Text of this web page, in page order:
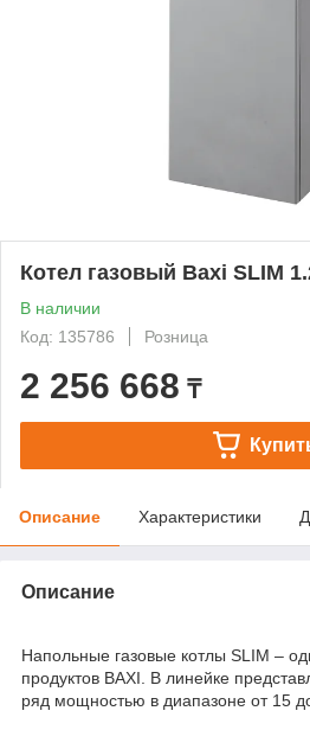
Котел газовый Baxi SLIM
В наличии
Код: 135786
Розница
2 256 668 ₸
Описание Характеристики
Описание
Напольные газовые котлы SLIM –
продуктов BAXI. В линейке
ряд мощностью в диапазоне от 15